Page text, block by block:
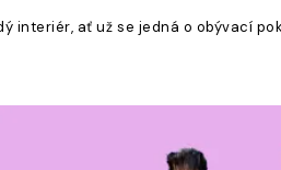
interiér, ať už se jedná o obývací